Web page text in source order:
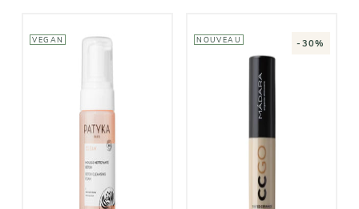
VEGAN
PATYKA
Mousse
Nettoyante
NOUVEAU -30%
CCGO - CC
crème en stick
teinté à la
céramide